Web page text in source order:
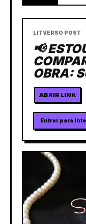
LITVERSO POST
📢
OBRA:
ABRIR LINK
Entrar para